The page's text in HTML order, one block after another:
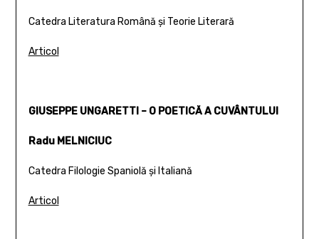
Catedra Literatura Română şi Teorie Literară
Articol
GIUSEPPE UNGARETTI – O POETICĂ A CUVÂNTULUI
Radu MELNICIUC
Catedra Filologie Spaniolă şi Italiană
Articol